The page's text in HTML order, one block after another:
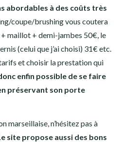
abordables à des coûts très
coupe/brushing vous coutera
maillot + demi-jambes 50€, le
(celui que j’ai choisi) 31€ etc.
et choisir la prestation qui
enfin possible de se faire
préservant son porte
marseillaise, n’hésitez pas à
site propose aussi des bons